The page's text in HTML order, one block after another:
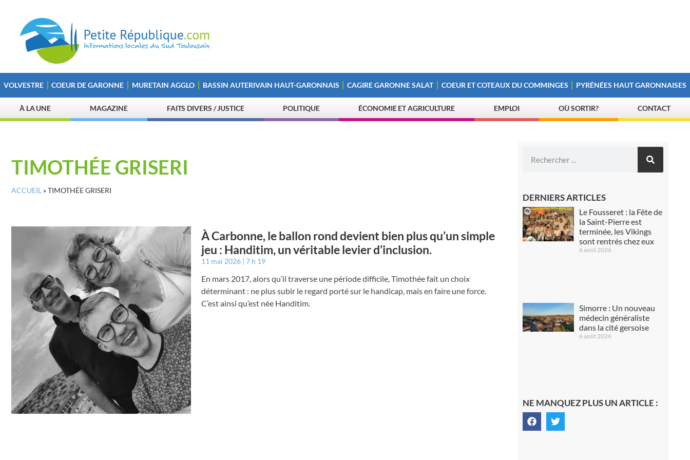
VOLVESTRE COEUR DE GARONNE MURETAIN AGGLO BASSIN AUTERIVAIN HAUT-GARONNAIS CAGIRE GARONNE SALAT COEUR ET COTEAUX DU COMMINGES PYRÉNÉES HAUT GARONNAISES
À LA UNE MAGAZINE FAITS DIVERS / JUSTICE POLITIQUE ÉCONOMIE ET AGRICULTURE EMPLOI OÙ SORTIR? CONTACT
TIMOTHÉE GRISERI
ACCUEIL »TIMOTHÉE GRISERI
À Carbonne, le ballon rond devient bien plus qu’un simple
jeu : Handitim, un véritable levier d’inclusion.
11 mai 2026 7 h 19
En mars 2017, alors qu’il traverse une période difficile, Timothée fait un choix
déterminant : ne plus subir le regard porté sur le handicap, mais en faire une force.
C’est ainsi qu’est née Handitim.
DERNIERS ARTICLES
Le Fousseret : la Fête de
la Saint-Pierre est
terminée, les Vikings
sont rentrés chez eux
6 août 2026
Simorre : Un nouveau
médecin généraliste
dans la cité gersoise
6 août 2026
NE MANQUEZ PLUS UN ARTICLE :